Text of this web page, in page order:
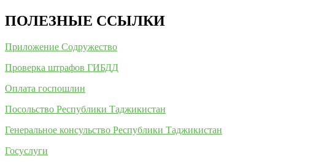
ПОЛЕЗНЫЕ ССЫЛКИ
Приложение Содружество
Проверка штрафов ГИБДД
Оплата госпошлин
Посольство Республики Таджикистан
Генеральное консульство Республики Таджикистан
Госуслуги